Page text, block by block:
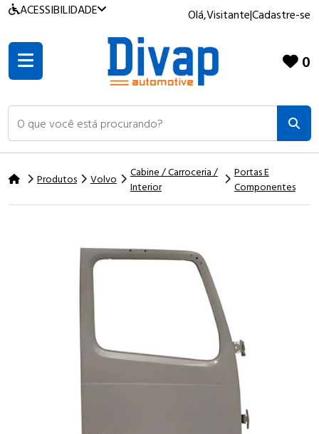
ACESSIBILIDADE Olá,Visitante|Cadastre-se
O que você está procurando?
0
Produtos Volvo
Cabine / Carroceria /
Interior
Portas E
Componentes